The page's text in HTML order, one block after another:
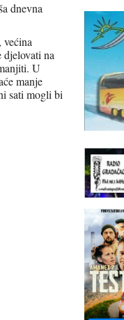
dnevna
na
U
manje
sati mogli bi